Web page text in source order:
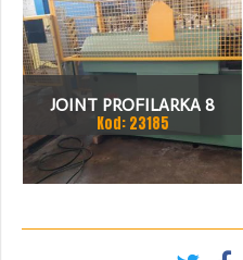
JOINT PROFILARKA 8
STACJI
Kod: 23185